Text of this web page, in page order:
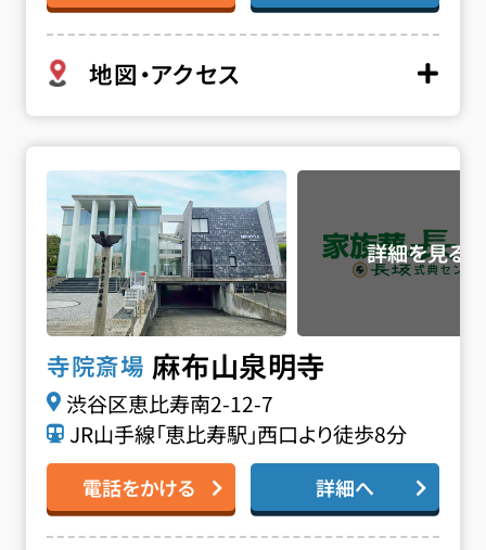
地図・アクセス
寺院斎場 麻布山泉明寺
渋谷区恵比寿南2-12-7
JR山手線「恵比寿駅」西口より徒歩8分
電話をかける 詳細へ